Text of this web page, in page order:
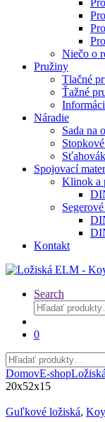
Niečo o
Pružiny
Tlačné
Ťažné
Náradie
Sada na
Spojovací
Klinok a
Kontakt
Search
Hľadať:
0
Hľadať:
DomovE-shopLožiská
20x52x15
Guľkové ložiská,